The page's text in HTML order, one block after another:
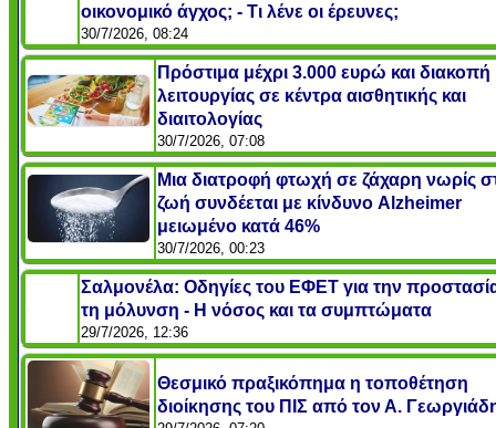
οικονομικό άγχος; - Τι λένε οι έρευνες;
30/7/2026, 08:24
Πρόστιμα μέχρι 3.000 ευρώ και διακοπή
λειτουργίας σε κέντρα αισθητικής και
διαιτολογίας
30/7/2026, 07:08
Μια διατροφή φτωχή σε ζάχαρη νωρίς
ζωή συνδέεται με κίνδυνο Alzheimer
μειωμένο κατά 46%
30/7/2026, 00:23
Σαλμονέλα: Οδηγίες του ΕΦΕΤ για την
τη μόλυνση - Η νόσος και τα συμπτώματα
29/7/2026, 12:36
Θεσμικό πραξικόπημα η τοποθέτηση
διοίκησης του ΠΙΣ από τον Α.